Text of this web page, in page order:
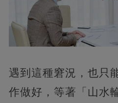
遇到這種窘況，也只
作做好，等著「山水